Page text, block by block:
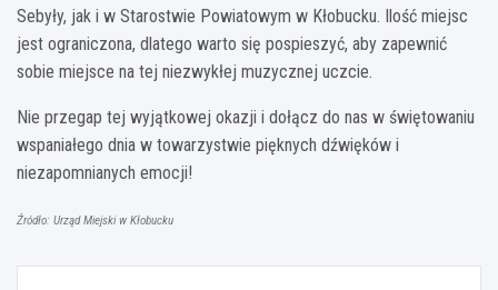
Sebyły, jak i w Starostwie Powiatowym w Kłobucku. Ilość miejsc
jest ograniczona, dlatego warto się pospieszyć, aby zapewnić
sobie miejsce na tej niezwykłej muzycznej uczcie.
Nie przegap tej wyjątkowej okazji i dołącz do nas w świętowaniu
wspaniałego dnia w towarzystwie pięknych dźwięków i
niezapomnianych emocji!
Źródło: Urząd Miejski w Kłobucku